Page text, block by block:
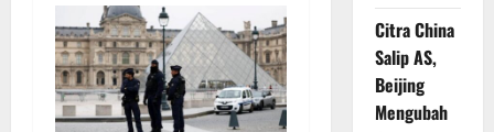
Citra China
Salip AS,
Beijing
Mengubah